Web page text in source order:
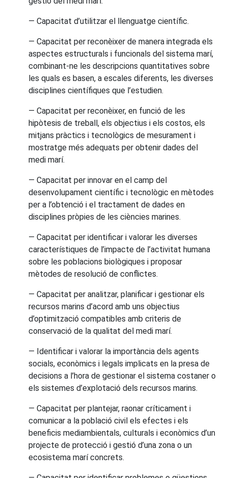
— Capacitat d’utilitzar el llenguatge científic.
— Capacitat per reconèixer de manera integrada els
aspectes estructurals i funcionals del sistema marí,
combinant-ne les descripcions quantitatives sobre
les quals es basen, a escales diferents, les diverses
disciplines científiques que l’estudien.
— Capacitat per reconèixer, en funció de les
hipòtesis de treball, els objectius i els costos, els
mitjans pràctics i tecnològics de mesurament i
mostratge més adequats per obtenir dades del
medi marí.
— Capacitat per innovar en el camp del
desenvolupament científic i tecnològic en mètodes
per a l’obtenció i el tractament de dades en
disciplines pròpies de les ciències marines.
— Capacitat per identificar i valorar les diverses
característiques de l’impacte de l’activitat humana
sobre les poblacions biològiques i proposar
mètodes de resolució de conflictes.
— Capacitat per analitzar, planificar i gestionar els
recursos marins d’acord amb uns objectius
d’optimització compatibles amb criteris de
conservació de la qualitat del medi marí.
— Identificar i valorar la importància dels agents
socials, econòmics i legals implicats en la presa de
decisions a l’hora de gestionar el sistema costaner o
els sistemes d’explotació dels recursos marins.
— Capacitat per plantejar, raonar críticament i
comunicar a la població civil els efectes i els
beneficis mediambientals, culturals i econòmics d’un
projecte de protecció i gestió d’una zona o un
ecosistema marí concrets.